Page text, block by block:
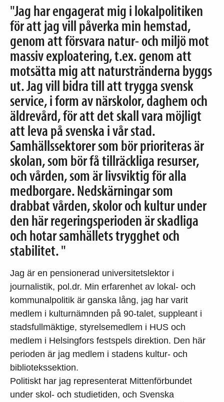
"Jag har engagerat mig i lokalpolitiken
för att jag vill påverka min hemstad,
genom att försvara natur- och miljö mot
massiv exploatering, t.ex. genom att
motsätta mig att naturstränderna byggs
ut. Jag vill bidra till att trygga svensk
service, i form av närskolor, daghem och
äldrevård, för att det skall vara möjligt
att leva på svenska i vår stad.
Samhällssektorer som bör prioriteras är
skolan, som bör få tillräckliga resurser,
och vården, som är livsviktig för alla
medborgare. Nedskärningar som
drabbat vården, skolor och kultur under
den här regeringsperioden är skadliga
och hotar samhällets trygghet och
stabilitet. "
Jag är en pensionerad universitetslektor i
journalistik, pol.dr. Min erfarenhet av lokal- och
kommunalpolitik är ganska lång, jag har varit
medlem i kulturnämnden på 90-talet, suppleant i
stadsfullmäktige, styrelsemedlem i HUS och
medlem i Helsingfors festspels direktion. Den här
perioden är jag medlem i stadens kultur- och
bibliotekssektion.
Politiskt har jag representerat Mittenförbundet
under skol- och studietiden, och Svenska